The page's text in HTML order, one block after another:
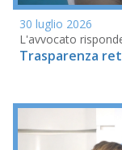
30 luglio 2026
L'avvocato
Trasparenza